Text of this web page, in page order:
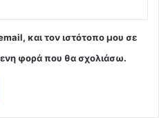
και τον ιστότοπο μου σε
φορά που θα σχολιάσω.